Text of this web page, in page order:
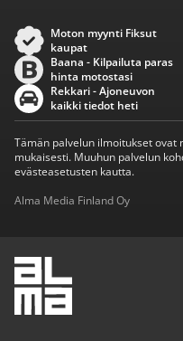
Moton myynti Fiksut
kaupat
Baana - Kilpailuta paras
hinta motostasi
Rekkari - Ajoneuvon
kaikki tiedot heti
Tämän palvelun ilmoitukset ovat
mukaisesti. Muuhun palvelun
evästeasetusten kautta.
Alma Media Finland Oy